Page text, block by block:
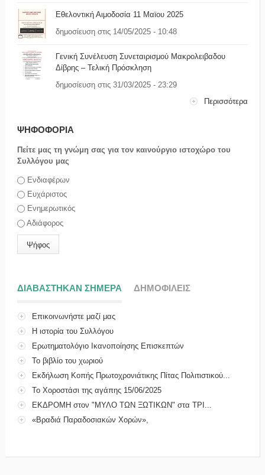
Εθελοντική Αιμοδοσία 11 Μαϊου 2025
δημοσίευση στις 14/05/2025 - 10:48
Γενική Συνέλευση Συνεταιρισμού Μακρολειβαδου
Δίβρης – Τελική Πρόσκληση
δημοσίευση στις 31/03/2025 - 23:29
Περισσότερα
ΨΗΦΟΦΟΡΙΑ
Πείτε μας τη γνώμη σας για τον καινούργιο ιστοχώρο του
Συλλόγου μας
Επιλογές
Ενδιαφέρων
Ευχάριστος
Ενημερωτικός
Αδιάφορος
ΔΙΑΒΑΣΤΗΚΑΝ ΣΗΜΕΡΑ (ΕΝΕΡΓΗ ΚΑΡΤΕΛΑ)
ΔΗΜΟΦΙΛΕΙΣ
Επικοινωνήστε μαζί μας
Η ιστορία του Συλλόγου
Ερωτηματολόγιο Ικανοποίησης Επισκεπτών
Το βιβλίο του χωριού
Εκδήλωση Κοπής Πρωτοχρονιάτικης Πίτας Πολιτιστικού...
Το Χοροστάσι της αγάπης 15/06/2025
ΕΚΔΡΟΜΗ στον "ΜΥΛΟ ΤΩΝ ΞΩΤΙΚΩΝ" στα ΤΡΙ...
«Βραδιά Παραδοσιακών Χορών»,